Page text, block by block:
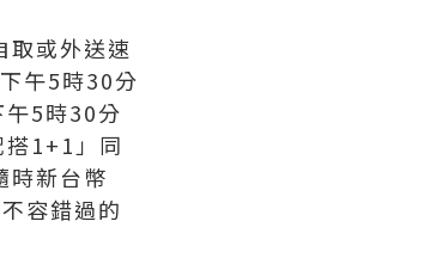
取或外送速
午5時30分
5時30分
1+1」同
時新台幣
容錯過的